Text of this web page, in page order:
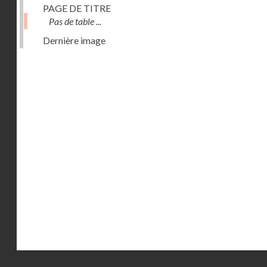
PAGE DE TITRE
Pas de table ...
Dernière image